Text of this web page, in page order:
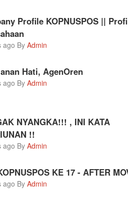
Profile KOPNUSPOS ||
ago ByAdmin
Hati, AgenOren
ago ByAdmin
NYANGKA!!! , INI KATA
!!
ago ByAdmin
KE 17 - AFTER
ago ByAdmin